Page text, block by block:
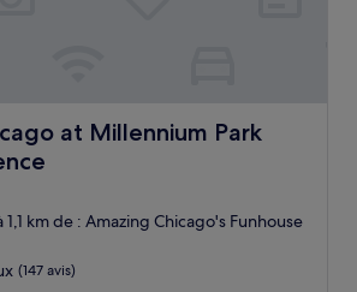
at Millennium Park
at Millennium Park Gold Experience
km de : Amazing Chicago's Funhouse
(147 avis)